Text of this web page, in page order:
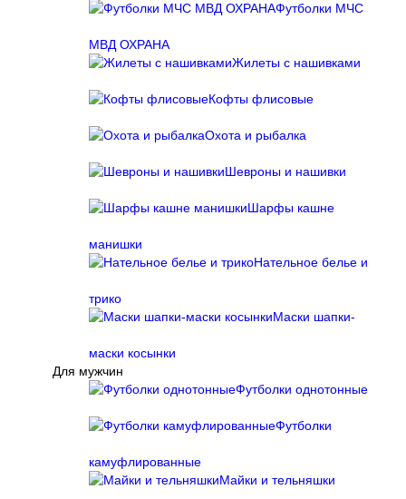
Футболки МЧС
МВД ОХРАНА
Жилеты с нашивками
Кофты флисовые
Охота и рыбалка
Шевроны и нашивки
Шарфы кашне
манишки
Нательное белье и
трико
Маски шапки-
маски косынки
Для мужчин
Футболки однотонные
Футболки
камуфлированные
Майки и тельняшки